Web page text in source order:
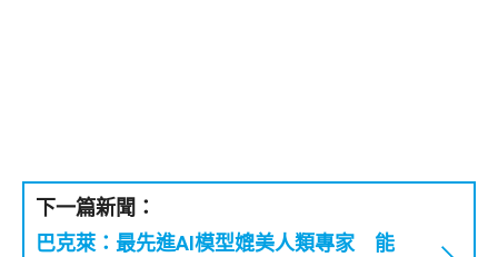
下一篇新聞：
巴克萊：最先進AI模型媲美人類專家 能